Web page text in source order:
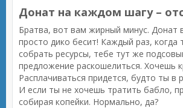
Донат на каждом шагу –
Братва, вот вам жирный минус. Донат
просто дико бесит! Каждый раз, когда
собрать ресурсы, тебе тут же
предложение раскошелиться. Хочешь
Расплачиваться придется, будто ты в
И если ты не хочешь тратить бабло,
собирая копейки. Нормально, да?